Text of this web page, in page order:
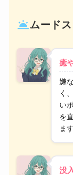
wb_twilightムード
癒
嫌
く
い
を
ま
没